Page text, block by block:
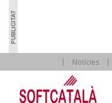
Notícies